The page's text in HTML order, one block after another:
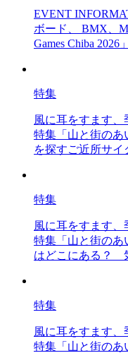
EVENT
ボード、 BMX、
Games Chiba 2026」
特集
風に耳をすます
特集「山と街の
を探すご近所サイ
特集
風に耳をすます
特集「山と街の
はどこにある？
特集
風に耳をすます
特集「山と街の